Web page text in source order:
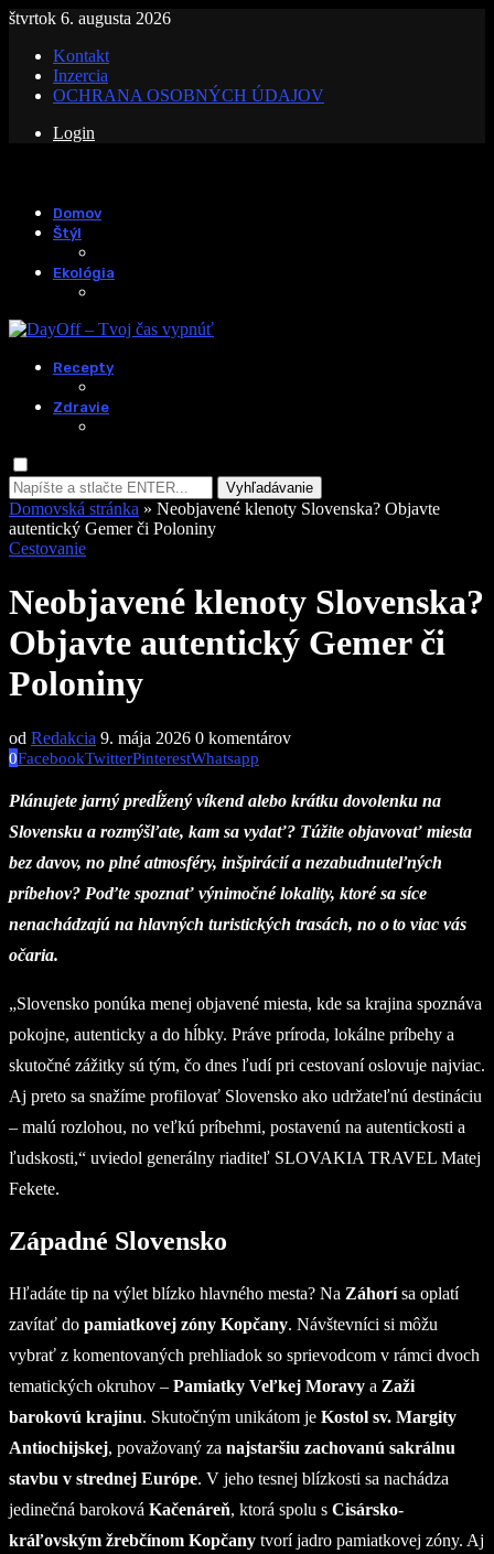
štvrtok 6. augusta 2026
Kontakt
Inzercia
OCHRANA OSOBNÝCH ÚDAJOV
Login
Domov
Štýl
Ekológia
Recepty
Zdravie
Vyhľadávanie
Domovská stránka » Neobjavené klenoty Slovenska? Objavte
autentický Gemer či Poloniny
Cestovanie
Neobjavené klenoty Slovenska?
Objavte autentický Gemer či
Poloniny
od Redakcia 9. mája 2026 0 komentárov
0FacebookTwitterPinterestWhatsapp
Plánujete jarný predĺžený víkend alebo krátku dovolenku na
Slovensku a rozmýšľate, kam sa vydať? Túžite objavovať miesta
bez davov, no plné atmosféry, inšpirácií a nezabudnuteľných
príbehov? Poďte spoznať výnimočné lokality, ktoré sa síce
nenachádzajú na hlavných turistických trasách, no o to viac vás
očaria.
„Slovensko ponúka menej objavené miesta, kde sa krajina spoznáva
pokojne, autenticky a do hĺbky. Práve príroda, lokálne príbehy a
skutočné zážitky sú tým, čo dnes ľudí pri cestovaní oslovuje najviac.
Aj preto sa snažíme profilovať Slovensko ako udržateľnú destináciu
– malú rozlohou, no veľkú príbehmi, postavenú na autentickosti a
ľudskosti,“ uviedol generálny riaditeľ SLOVAKIA TRAVEL Matej
Fekete.
Západné Slovensko
Hľadáte tip na výlet blízko hlavného mesta? Na Záhorísa oplatí
zavítať do pamiatkovej zóny Kopčany. Návštevníci si môžu
vybrať z komentovaných prehliadok so sprievodcom v rámci dvoch
tematických okruhov – Pamiatky Veľkej Moravy a Zaži
barokovú krajinu. Skutočným unikátom je Kostol sv. Margity
Antiochijskej, považovaný za najstaršiu zachovanú sakrálnu
stavbu v strednej Európe. V jeho tesnej blízkosti sa nachádza
jedinečná baroková Kačenáreň, ktorá spolu s Cisársko-
kráľovským žrebčínom Kopčany tvorí jadro pamiatkovej zóny. Aj